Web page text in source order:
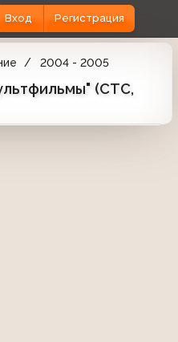
Вход Регистрация
2004 - 2005
(СТС,